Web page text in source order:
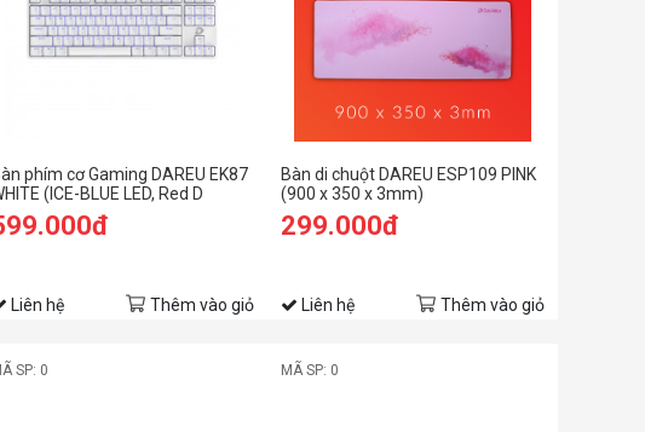
phím cơ Gaming DAREU EK87
(ICE-BLUE LED, Red D
Liên hệ Thêm vào giỏ
Bàn di chuột DAREU ESP109 PINK
(900 x 350 x 3mm)
299.000đ
Liên hệ Thêm vào giỏ
SP: 0 MÃ SP: 0